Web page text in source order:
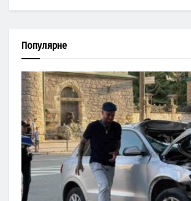
Популярне